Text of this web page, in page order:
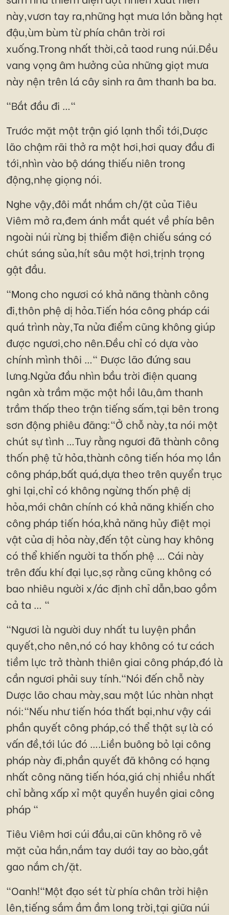
này,vươn tay ra,những hạt mưa lớn bằng hạt
đậu,ùm bùm từ phía chân trời rơi
xuống.Trong nhất thời,cả taod rung núi.Đều
vang vọng âm hưởng của những giọt mưa
này nện trên lá cây sinh ra âm thanh ba ba.
"Bắt đầu đi …"
Trước mặt một trận gió lạnh thổi tới,Dược
lão chậm rãi thở ra một hơi,hơi quay đầu đi
tới,nhìn vào bộ dáng thiếu niên trong
động,nhẹ giọng nói.
Nghe vậy,đôi mắt nhắm ch/ặt của Tiêu
Viêm mở ra,đem ánh mắt quét về phía bên
ngoài núi rừng bị thiểm điện chiếu sáng có
chút sáng sủa,hít sâu một hơi,trịnh trọng
gật đầu.
"Mong cho ngươi có khả năng thành công
đi,thôn phệ dị hỏa.Tiến hóa công pháp cái
quá trình này,Ta nửa điểm cũng không giúp
được ngươi,cho nên.Đều chỉ có dựa vào
chính mình thôi …" Được lão đứng sau
lưng.Ngửa đầu nhìn bầu trời điện quang
ngân xà trầm mặc một hồi lâu,âm thanh
trầm thấp theo trận tiếng sấm,tại bên trong
sơn động phiêu đãng:"Ở chỗ này,ta nói một
chút sự tình …Tuy rằng ngươi đã thành công
thốn phệ tử hỏa,thành công tiến hóa mọ lần
công pháp,bất quá,dựa theo trên quyển trục
ghi lại,chỉ có không ngừng thốn phệ dị
hỏa,mới chân chính có khả năng khiến cho
công pháp tiến hóa,khả năng hủy điệt mọi
vật của dị hỏa này,đến tột cùng hay không
có thể khiến người ta thốn phệ … Cái này
trên đấu khí đại lục,sợ rằng cũng không có
bao nhiêu người x/ác định chỉ dẫn,bao gồm
cả ta … "
"Ngươi là người duy nhất tu luyện phần
quyết,cho nên,nó có hay không có tư cách
tiềm lực trở thành thiên giai công pháp,đó là
cần ngươi phải suy tính."Nói đến chỗ này
Dược lão chau mày,sau một lúc nhàn nhạt
nói:"Nếu như tiến hóa thất bại,như vậy cái
phần quyết công pháp,có thể thật sự là có
vấn đề,tới lúc đó ….Liền buông bỏ lại công
pháp này đi,phần quyết đã không có hạng
nhất công năng tiến hóa,giá chị nhiều nhất
chỉ bằng xấp xỉ một quyển huyền giai công
pháp "
Tiêu Viêm hơi cúi đầu,ai cũn không rõ vẻ
mặt của hắn,nắm tay dưới tay ao bào,gắt
gao nắm ch/ặt.
"Oanh!"Một đạo sét từ phía chân trời hiện
lên,tiếng sắm ầm ầm long trời,tại giữa núi